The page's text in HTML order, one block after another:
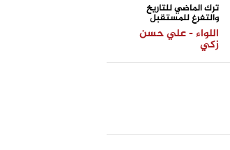
ترك الماضي للتاريخ
والتفرغ للمستقبل
اللواء - علي حسن
زكي